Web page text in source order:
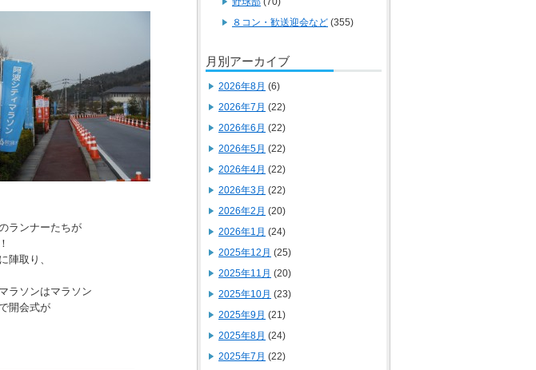
ランナーたちが
陣取り、
ラソンはマラソン
開会式が
８コン・歓送迎会など (355)
月別アーカイブ
2026年8月 (6)
2026年7月 (22)
2026年6月 (22)
2026年5月 (22)
2026年4月 (22)
2026年3月 (22)
2026年2月 (20)
2026年1月 (24)
2025年12月 (25)
2025年11月 (20)
2025年10月 (23)
2025年9月 (21)
2025年8月 (24)
2025年7月 (22)